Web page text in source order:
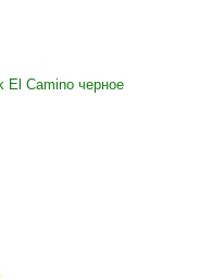
El Camino черное